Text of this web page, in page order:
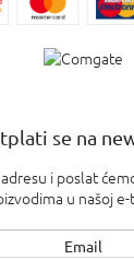
se na
i poslat
u našoj
Email